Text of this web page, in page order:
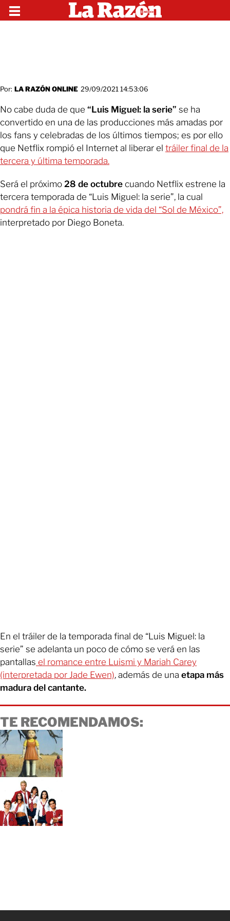
Por: LA RAZÓN ONLINE 29/09/2021 14:53:06
No cabe duda de que “Luis Miguel: la serie” se ha
convertido en una de las producciones más amadas por
los fans y celebradas de los últimos tiempos; es por ello
que Netflix rompió el Internet al liberar el tráiler final de la
tercera y última temporada.
Será el próximo 28 de octubre cuando Netflix estrene la
tercera temporada de “Luis Miguel: la serie”, la cual
pondrá fin a la épica historia de vida del “Sol de México”,
interpretado por Diego Boneta.
En el tráiler de la temporada final de “Luis Miguel: la
serie” se adelanta un poco de cómo se verá en las
pantallas el romance entre Luismi y Mariah Carey
(interpretada por Jade Ewen), además de una etapa más
madura del cantante.
TE RECOMENDAMOS: